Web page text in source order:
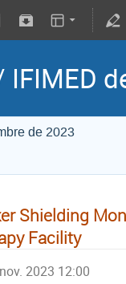
IFIMED
de 2023
Shielding
Facility
2023 12:00